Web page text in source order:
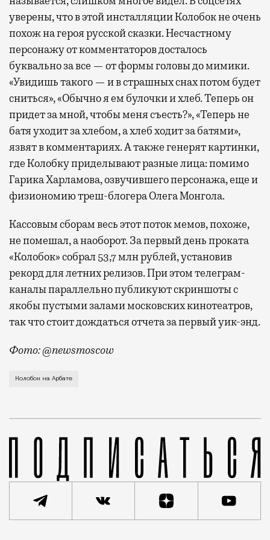
уверены, что в этой инсталляции Колобок не очень
похож на героя русской сказки. Несчастному
персонажу от комментаторов досталось
буквально за все — от формы головы до мимики.
«Увидишь такого — и в страшных снах потом будет
сниться», «Обычно я ем булочки и хлеб. Теперь он
придет за мной, чтобы меня съесть?», «Теперь не
батя уходит за хлебом, а хлеб ходит за батями»,
язвят в комментариях. А также генерят картинки,
где Колобку приделывают разные лица: помимо
Гарика Харламова, озвучившего персонажа, еще и
физиономию треш-блогера Олега Монгола.
Кассовым сборам весь этот поток мемов, похоже,
не помешал, а наоборот. За первый день проката
«Колобок» собрал 53,7 млн рублей, установив
рекорд для летних релизов. При этом телеграм-
каналы параллельно публикуют скриншоты с
якобы пустыми залами московских кинотеатров,
так что стоит дождаться отчета за первый уик-энд.
Фото: @newsmoscow
Гигантского Колобка установили у кинотеатра
Колобок на Арбате